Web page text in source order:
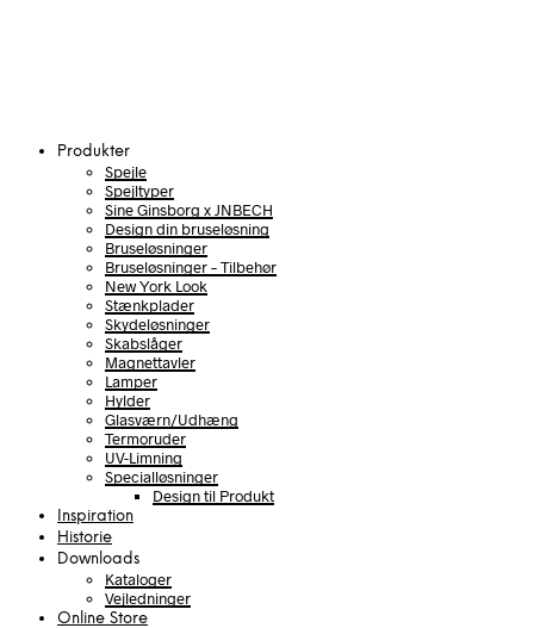
Produkter
Spejle
Spejltyper
Sine Ginsborg x JNBECH
Design din bruseløsning
Bruseløsninger
Bruseløsninger – Tilbehør
New York Look
Stænkplader
Skydeløsninger
Skabslåger
Magnettavler
Lamper
Hylder
Glasværn/Udhæng
Termoruder
UV-Limning
Specialløsninger
Design til Produkt
Inspiration
Historie
Downloads
Kataloger
Vejledninger
Online Store